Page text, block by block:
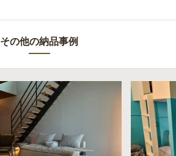
その他の納品事例